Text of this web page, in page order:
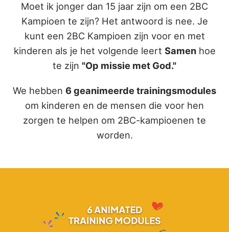
Moet ik jonger dan 15 jaar zijn om een 2BC
Kampioen te zijn? Het antwoord is nee. Je
kunt een 2BC Kampioen zijn voor en met
kinderen als je het volgende leert Samenhoe
te zijn "Op missie met God."
We hebben 6 geanimeerde trainingsmodules
om kinderen en de mensen die voor hen
zorgen te helpen om 2BC-kampioenen te
worden.